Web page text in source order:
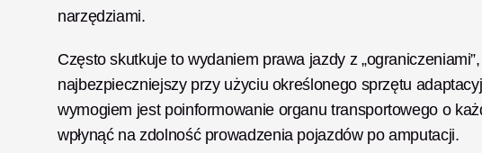
narzędziami.
Często skutkuje to wydaniem prawa jazdy z
najbezpieczniejszy przy użyciu określonego sprzętu
wymogiem jest poinformowanie organu transportowego o
wpłynąć na zdolność prowadzenia pojazdów po amputacji.